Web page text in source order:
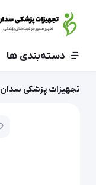
دسته‌بندی ها
تجهیزات پزشکی سدان